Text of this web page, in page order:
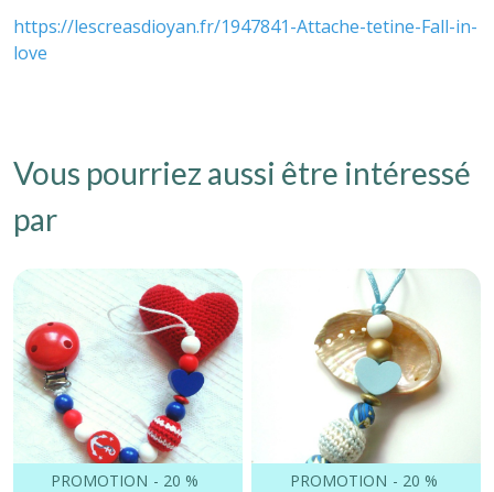
https://lescreasdioyan.fr/1947841-Attache-tetine-Fall-in-
love
Vous pourriez aussi être intéressé
par
PROMOTION - 20 % PROMOTION - 20 %